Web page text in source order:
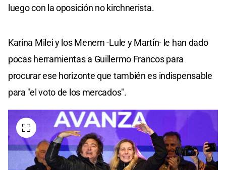
luego con la oposición no kirchnerista.
Karina Milei y los Menem -Lule y Martín- le han dado
pocas herramientas a Guillermo Francos para
procurar ese horizonte que también es indispensable
para "el voto de los mercados".